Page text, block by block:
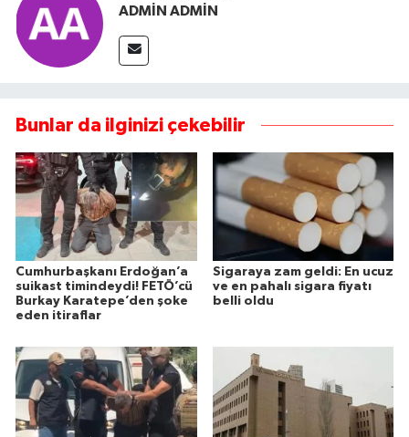
ADMİN ADMİN
Bunlar da ilginizi çekebilir
Cumhurbaşkanı Erdoğan’a
suikast timindeydi! FETÖ’cü
Burkay Karatepe’den şoke
eden itiraflar
Sigaraya zam geldi: En ucuz
ve en pahalı sigara fiyatı
belli oldu